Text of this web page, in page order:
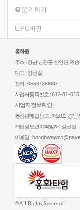
문의하기
PC버전
홍화원
주소 : 경남 산청군 신안면 외송
대표 : 강선길
전화 :0559738880
사업자등록번호 :613-81-
사업자정보확인
통신판매업신고 : 제2002-경남
개인정보관리책임자 : 강선길
이메일 :
© All Rights Reserved.